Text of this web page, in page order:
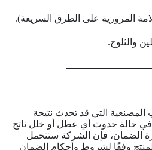
التي قد تحدث نتيجة
في حالة حدوث أي عطل أو خلل ناتج
الضمان، فإن الشركة ستتحمل
وفقًا لشروط وأحكام الضمان